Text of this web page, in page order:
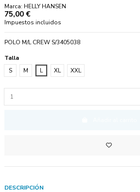
Marca: HELLY HANSEN
75,00 €
Impuestos incluidos
POLO M/L CREW S/3405038
Talla
S
M L XL XXL
DESCRIPCIÓN